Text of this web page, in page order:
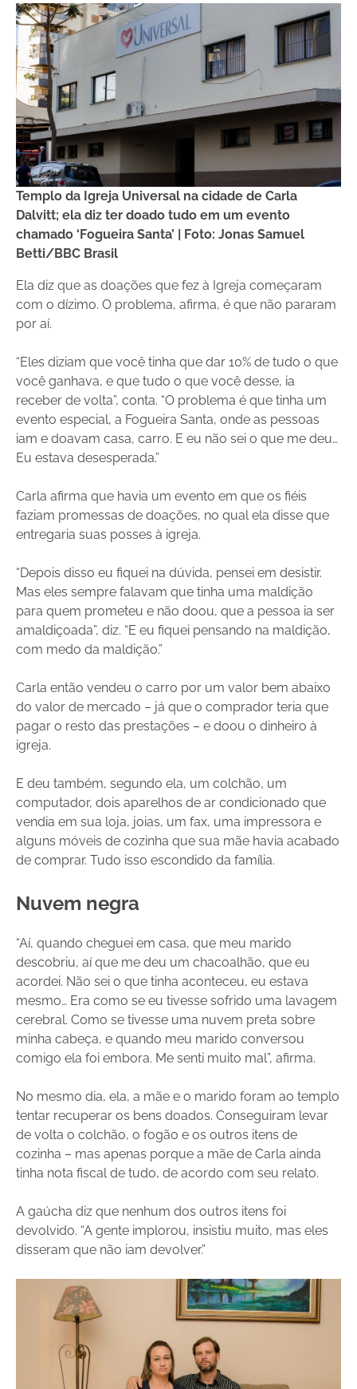
Templo da Igreja Universal na cidade de Carla
Dalvitt; ela diz ter doado tudo em um evento
chamado ‘Fogueira Santa’ | Foto: Jonas Samuel
Betti/BBC Brasil
Ela diz que as doações que fez à Igreja começaram
com o dízimo. O problema, afirma, é que não pararam
por aí.
“Eles diziam que você tinha que dar 10% de tudo o que
você ganhava, e que tudo o que você desse, ia
receber de volta”, conta. “O problema é que tinha um
evento especial, a Fogueira Santa, onde as pessoas
iam e doavam casa, carro. E eu não sei o que me deu…
Eu estava desesperada.”
Carla afirma que havia um evento em que os fiéis
faziam promessas de doações, no qual ela disse que
entregaria suas posses à igreja.
“Depois disso eu fiquei na dúvida, pensei em desistir.
Mas eles sempre falavam que tinha uma maldição
para quem prometeu e não doou, que a pessoa ia ser
amaldiçoada”, diz. “E eu fiquei pensando na maldição,
com medo da maldição.”
Carla então vendeu o carro por um valor bem abaixo
do valor de mercado – já que o comprador teria que
pagar o resto das prestações – e doou o dinheiro à
igreja.
E deu também, segundo ela, um colchão, um
computador, dois aparelhos de ar condicionado que
vendia em sua loja, joias, um fax, uma impressora e
alguns móveis de cozinha que sua mãe havia acabado
de comprar. Tudo isso escondido da família.
Nuvem negra
“Aí, quando cheguei em casa, que meu marido
descobriu, aí que me deu um chacoalhão, que eu
acordei. Não sei o que tinha aconteceu, eu estava
mesmo… Era como se eu tivesse sofrido uma lavagem
cerebral. Como se tivesse uma nuvem preta sobre
minha cabeça, e quando meu marido conversou
comigo ela foi embora. Me senti muito mal”, afirma.
No mesmo dia, ela, a mãe e o marido foram ao templo
tentar recuperar os bens doados. Conseguiram levar
de volta o colchão, o fogão e os outros itens de
cozinha – mas apenas porque a mãe de Carla ainda
tinha nota fiscal de tudo, de acordo com seu relato.
A gaúcha diz que nenhum dos outros itens foi
devolvido. “A gente implorou, insistiu muito, mas eles
disseram que não iam devolver.”